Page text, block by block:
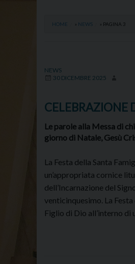
HOME » NEWS » PAGINA 3
NEWS
30 DICEMBRE 2025
CELEBRAZIONE
Le parole alla Messa di
giorno di Natale, Gesù
La Festa della Santa
un’appropriata cornice
dell’Incarnazione del
venticinquesimo. La
Figlio di Dio all’interno di